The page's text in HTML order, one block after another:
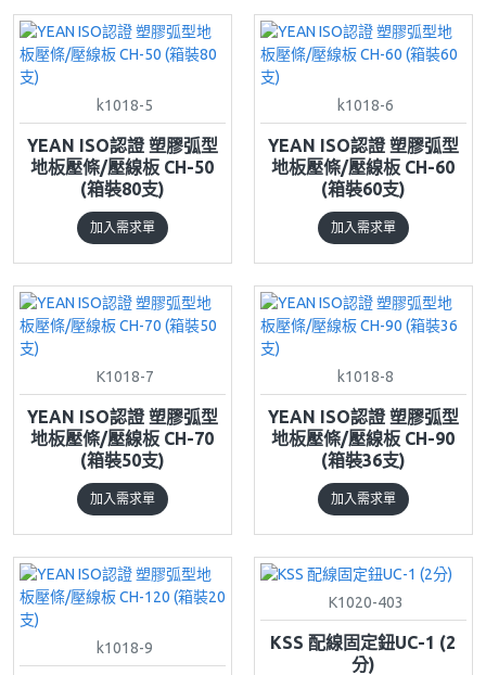
k1018-5
YEAN ISO認證 塑膠弧型
地板壓條/壓線板 CH-50
(箱裝80支)
加入需求單
k1018-6
YEAN ISO認證 塑膠弧型
地板壓條/壓線板 CH-60
(箱裝60支)
加入需求單
K1018-7
YEAN ISO認證 塑膠弧型
地板壓條/壓線板 CH-70
(箱裝50支)
加入需求單
k1018-8
YEAN ISO認證 塑膠弧型
地板壓條/壓線板 CH-90
(箱裝36支)
加入需求單
k1018-9
K1020-403
KSS 配線固定鈕UC-1 (2
分)